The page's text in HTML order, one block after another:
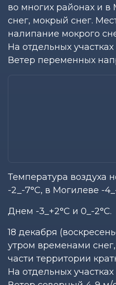
во многих районах и
снег, мокрый снег.
налипание мокрого
На отдельных
Ветер переменных
Температура воздуха
-2_-7°С, в Могилеве -
Днем -3_+2°С и 0_-2°С.
18 декабря
утром временами
части территории
На отдельных